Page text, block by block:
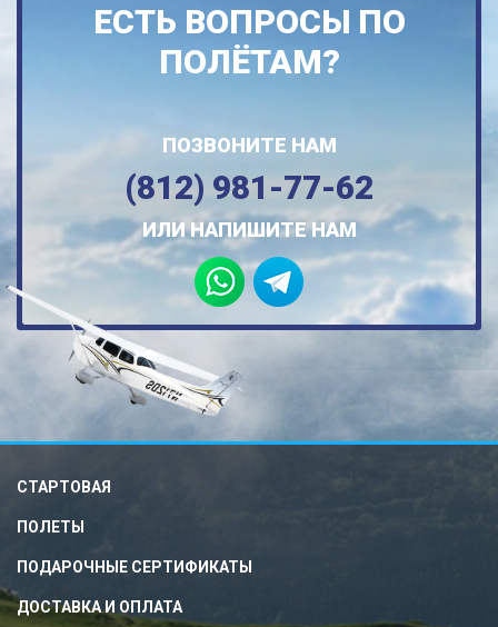
ЕСТЬ ВОПРОСЫ ПО
ПОЛЁТАМ?
ПОЗВОНИТЕ НАМ
(812) 981-77-62
ИЛИ НАПИШИТЕ НАМ
СТАРТОВАЯ
ПОЛЕТЫ
ПОДАРОЧНЫЕ СЕРТИФИКАТЫ
ДОСТАВКА И ОПЛАТА